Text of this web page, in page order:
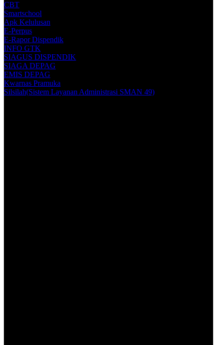
CBT
Smartschool
Apk Kelulusan
E-Perpus
E-Rapor Dispendik
INFO GTK
SIAGUS DISPENDIK
SIAGA DEPAG
EMIS DEPAG
Kwarnas Pramuka
Silsilah(Sistem Layanan Administrasi SMAN 49)